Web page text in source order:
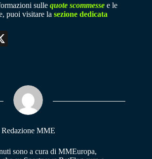
sulle quote scommesse e le
puoi visitare la sezione dedicata
Redazione MME
sono a cura di MMEuropa,